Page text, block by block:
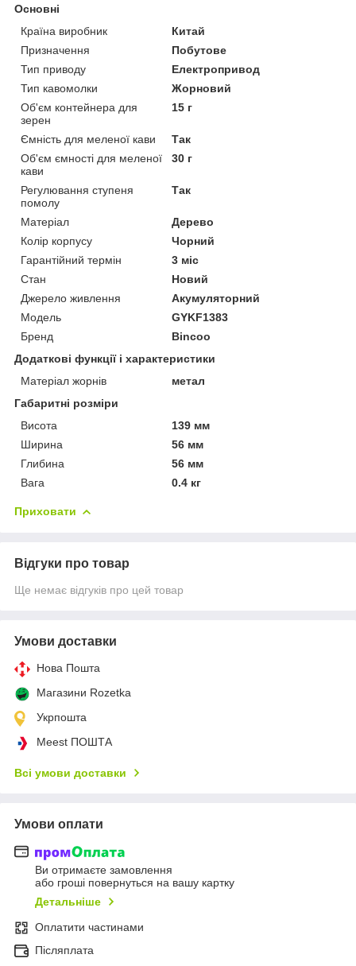
Основні
Країна виробник
Китай
Призначення
Побутове
Тип приводу
Електропривод
Тип кавомолки
Жорновий
Об'єм контейнера для
зерен
15 г
Ємність для меленої кави
Так
Об'єм ємності для меленої
кави
30 г
Регулювання ступеня
помолу
Так
Матеріал
Дерево
Колір корпусу
Чорний
Гарантійний термін
3 міс
Стан
Новий
Джерело живлення
Акумуляторний
Модель
GYKF1383
Бренд
Bincoo
Додаткові функції і характеристики
Матеріал жорнів
метал
Габаритні розміри
Висота
139 мм
Ширина
56 мм
Глибина
56 мм
Вага
0.4 кг
Приховати
Відгуки про товар
Ще немає відгуків про цей товар
Умови доставки
Нова Пошта
Магазини Rozetka
Укрпошта
Meest ПОШТА
Всі умови доставки
Умови оплати
Ви отримаєте замовлення
або гроші повернуться на вашу картку
Детальніше
Оплатити частинами
Післяплата